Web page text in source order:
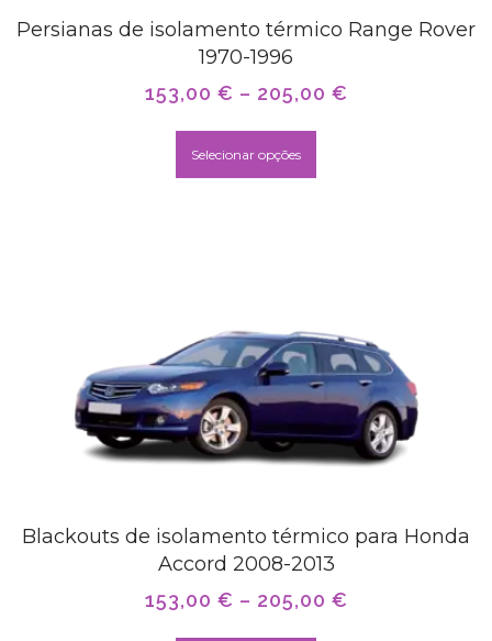
Persianas de isolamento térmico Range Rover
1970-1996
153,00 € – 205,00 €
Selecionar opções
Blackouts de isolamento térmico para Honda
Accord 2008-2013
153,00 € – 205,00 €